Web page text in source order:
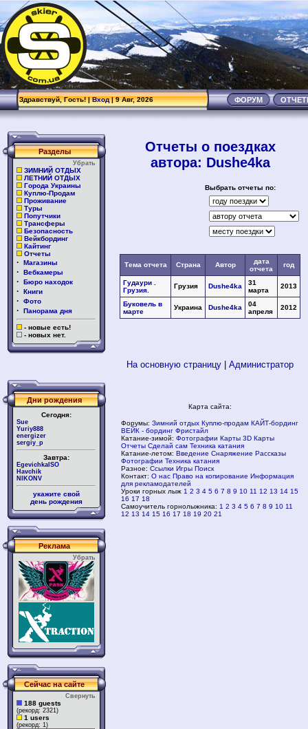
.
Здравствуй, Гость! |Вход| 9 Авг, 2026 ФОРУМ
Разделы
Убрать
ЗИМНИЙ ОТДЫХ
ЛЕТНИЙ ОТДЫХ
Города Украины
Куплю-Продам
Проживание
Туры
Попутчики
Трансферы
Безопасность
Вейкбординг
Кайтинг
Отчеты
· Магазины
· Вебкамеры
· Бюро находок
· Книги
· Фото
· Панорама дня
- новые есть!
- новых нет.
Дни рождения
Сегодня:
Sue
Yuriy888
energizer
sergiy_p
Завтра:
EgevichkaISO
Havchik
NIKONV
укажите свой
день рождения
Реклама
Убрать
Сейчас на сайте
Свернуть
188 guests
(рекорд: 2321)
1 users
(рекорд: 1)
Отчеты о поездках
автора: Dushe4ka
Выбрать отчеты по:
Тема отчета Страна Автор
дата
отчета
год
Гудаури .
Грузия.
Грузия Dushe4ka
31
марта
2013
Буковель в
марте
Украина Dushe4ka
04
апреля
2012
На основную страницу Администратор
Карта сайта:
Форумы: Зимний отдых Куплю-продам КАЙТ-бординг
ВЕЙК - бординг Фристайл
Катание-зимой: Фотографии Карты 3D Карты
Отчеты Сделай сам Техника катания
Катание-летом: Введение Снаряжение Рассказы
Фотографии Техника катания
Разное: Ссылки Игры Поиск
Контакт: О нас Право на копирование Информация
для рекламодателей
Уроки горных лыж 1 2 3 4 5 6 7 8 9 10 11 12 13 14 15
16 17 18
Самоучитель горнолыжника: 1 2 3 4 5 6 7 8 9 10 11
12 13 14 15 16 17 18 19 20 21